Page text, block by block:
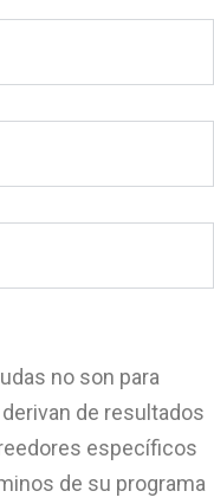
no son para
de resultados
específicos
de su programa